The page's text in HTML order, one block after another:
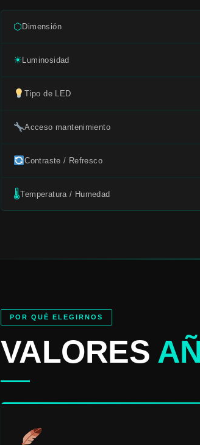
⬡Dimensión
☀Luminosidad
Tipo de LED
Acceso mantenimiento
Contraste / Refresco
🌡Temperatura / Humedad
POR QUÉ ELEGIRNOS
VALORES